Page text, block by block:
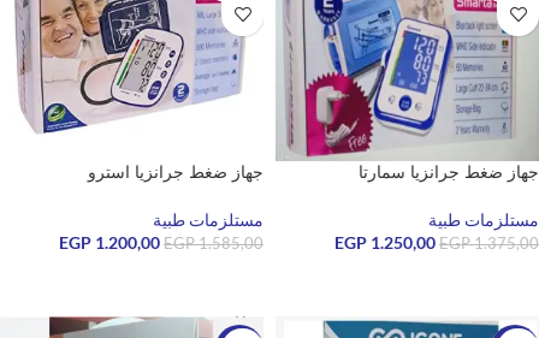
جهاز ضغط جرانزيا سمارتا
مستلزمات طبية
EGP1.375,00
EGP 1.250,00
جهاز ضغط جرانزيا استرو
مستلزمات طبية
EGP1.585,00
EGP 1.200,00